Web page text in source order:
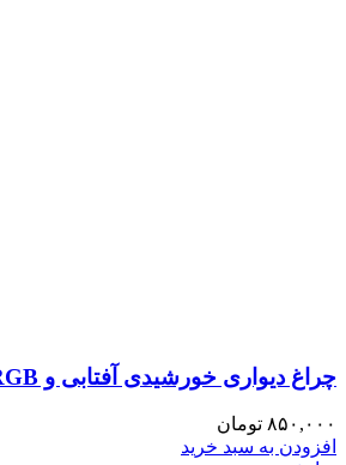
چراغ دیواری خورشیدی آفتابی و RGB مدل JX-528A
۸۵۰,۰۰۰ تومان
افزودن به سبد خرید